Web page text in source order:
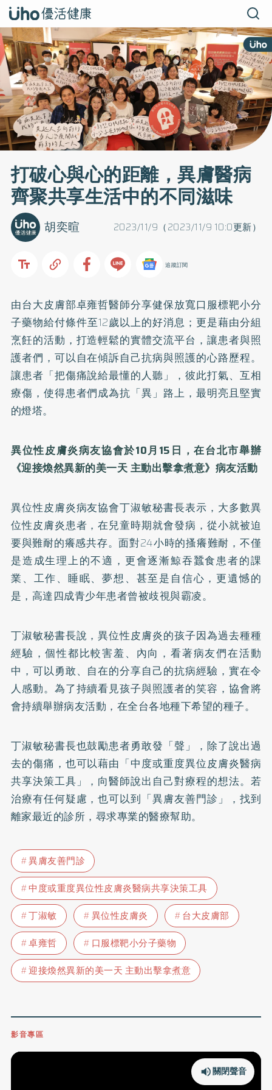
打破心與心的距離，異膚醫病
齊聚共享生活中的不同滋味
2023/11/9（2023/11/9 10:0更新）
胡奕暄
追蹤訂閱
由台大皮膚部卓雍哲醫師分享健保放寬口服標靶小分
子藥物給付條件至12歲以上的好消息；更是藉由分組
烹飪的活動，打造輕鬆的實體交流平台，讓患者與照
護者們，可以自在傾訴自己抗病與照護的心路歷程。
讓患者「把傷痛說給最懂的人聽」，彼此打氣、互相
療傷，使得患者們成為抗「異」路上，最明亮且堅實
的燈塔。
異位性皮膚炎病友協會於10月15日，在台北市舉辦
《迎接煥然異新的美一天 主動出擊拿煮意》病友活動
異位性皮膚炎病友協會丁淑敏秘書長表示，大多數異
位性皮膚炎患者，在兒童時期就會發病，從小就被迫
要與難耐的癢感共存。面對24小時的搔癢難耐，不僅
是造成生理上的不適，更會逐漸鯨吞蠶食患者的課
業、工作、睡眠、夢想、甚至是自信心，更遺憾的
是，高達四成青少年患者曾被歧視與霸凌。
丁淑敏秘書長說，異位性皮膚炎的孩子因為過去種種
經驗，個性都比較害羞、內向，看著病友們在活動
中，可以勇敢、自在的分享自己的抗病經驗，實在令
人感動。為了持續看見孩子與照護者的笑容，協會將
會持續舉辦病友活動，在全台各地種下希望的種子。
丁淑敏秘書長也鼓勵患者勇敢發「聲」，除了說出過
去的傷痛，也可以藉由「中度或重度異位皮膚炎醫病
共享決策工具」，向醫師說出自己對療程的想法。若
治療有任何疑慮，也可以到「異膚友善門診」，找到
離家最近的診所，尋求專業的醫療幫助。
異膚友善門診
中度或重度異位性皮膚炎醫病共享決策工具
丁淑敏
異位性皮膚炎
台大皮膚部
卓雍哲
口服標靶小分子藥物
迎接煥然異新的美一天 主動出擊拿煮意
影音專區
關閉聲音